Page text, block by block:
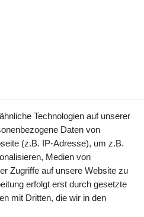
400
und zzgl. Service- und
Technologien auf unserer
Daten von
(z.B. IP-Adresse), um z.B.
Medien von
Zugriffe auf unsere Website zu
erfolgt erst durch gesetzte
mit Dritten, die wir in den